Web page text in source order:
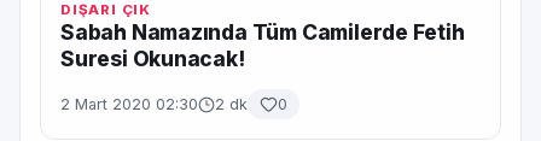
DIŞARI ÇIK
Sabah Namazında Tüm Camilerde Fetih
Suresi Okunacak!
2 Mart 2020 02:30 2 dk 0